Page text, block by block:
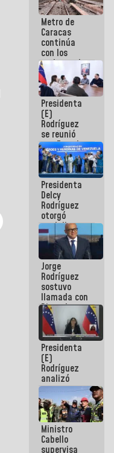
Metro de
Caracas
continúa
con los
trabajos de
mantenimiento
e inspección
en la Línea 2
Presidenta
(E)
Rodríguez
se reunió
con Estado
Mayor
Eléctrico
para
abordar
planes de
acción
Presidenta
Delcy
Rodríguez
otorgó
medalla
"Héroe de
Venezuela"
a servidores
públicos
Jorge
Rodríguez
sostuvo
llamada con
Dinorah
Figuera y
acuerdan
primer
encuentro
presencial
para el
diálogo
Presidenta
(E)
Rodríguez
analizó
junto a
gobernadores
planes de
recuperación
del Sistema
Eléctrico
Ministro
Cabello
supervisa